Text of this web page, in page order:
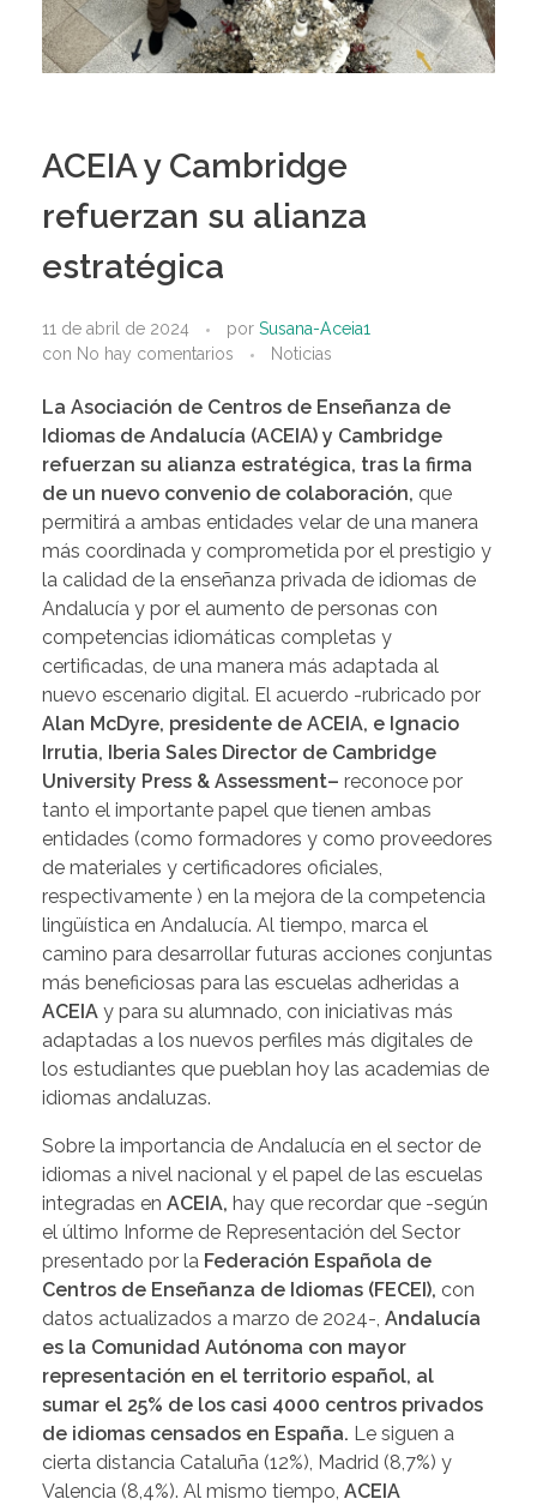
ACEIA y Cambridge
refuerzan su alianza
estratégica
11 de abril de 2024 por Susana-Aceia1
con No hay comentarios Noticias
La Asociación de Centros de Enseñanza de
Idiomas de Andalucía (ACEIA) y Cambridge
refuerzan su alianza estratégica, tras la firma
de un nuevo convenio de colaboración, que
permitirá a ambas entidades velar de una manera
más coordinada y comprometida por el prestigio y
la calidad de la enseñanza privada de idiomas de
Andalucía y por el aumento de personas con
competencias idiomáticas completas y
certificadas, de una manera más adaptada al
nuevo escenario digital. El acuerdo -rubricado por
Alan McDyre, presidente de ACEIA, e Ignacio
Irrutia, Iberia Sales Director de Cambridge
University Press & Assessment– reconoce por
tanto el importante papel que tienen ambas
entidades (como formadores y como proveedores
de materiales y certificadores oficiales,
respectivamente ) en la mejora de la competencia
lingüística en Andalucía. Al tiempo, marca el
camino para desarrollar futuras acciones conjuntas
más beneficiosas para las escuelas adheridas a
ACEIA y para su alumnado, con iniciativas más
adaptadas a los nuevos perfiles más digitales de
los estudiantes que pueblan hoy las academias de
idiomas andaluzas.
Sobre la importancia de Andalucía en el sector de
idiomas a nivel nacional y el papel de las escuelas
integradas en ACEIA, hay que recordar que -según
el último Informe de Representación del Sector
presentado por la Federación Española de
Centros de Enseñanza de Idiomas (FECEI), con
datos actualizados a marzo de 2024-, Andalucía
es la Comunidad Autónoma con mayor
representación en el territorio español, al
sumar el 25% de los casi 4000 centros privados
de idiomas censados en España. Le siguen a
cierta distancia Cataluña (12%), Madrid (8,7%) y
Valencia (8,4%). Al mismo tiempo, ACEIA